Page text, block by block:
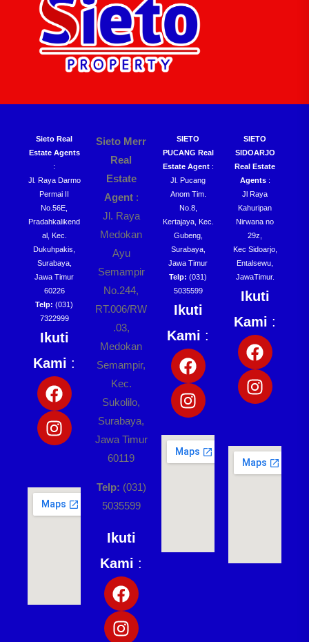
Sieto Real
Estate Agents
:
Jl. Raya Darmo
Permai II
No.56E,
Pradahkalikend
al, Kec.
Dukuhpakis,
Surabaya,
Jawa Timur
60226
Telp: (031)
7322999
Ikuti
Kami :
Sieto Merr
Real
Estate
Agent:
Jl. Raya
Medokan
Ayu
Semampir
No.244,
RT.006/RW
.03,
Medokan
Semampir,
Kec.
Sukolilo,
Surabaya,
Jawa Timur
60119
Telp: (031)
5035599
Ikuti
Kami :
SIETO
PUCANG Real
Estate Agent:
Jl. Pucang
Anom Tim.
No.8,
Kertajaya, Kec.
Gubeng,
Surabaya,
Jawa Timur
Telp: (031)
5035599
Ikuti
Kami :
SIETO
SIDOARJO
Real Estate
Agents:
Jl Raya
Kahuripan
Nirwana no
29z,
Kec Sidoarjo,
Entalsewu,
JawaTimur.
Ikuti
Kami :